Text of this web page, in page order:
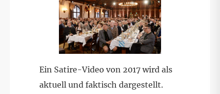
Ein Satire-Video von 2017 wird als
aktuell und faktisch dargestellt.